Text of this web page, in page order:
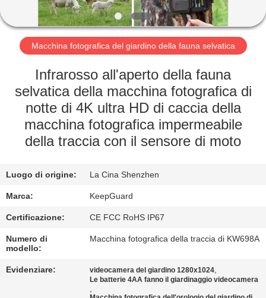
SU
DI
NOI
VISITA
ALLA
FABBRICA
DELLA
QUALITÀ
CONTATTACI
NOTIZIE
Macchina fotografica del giardino della fauna selvatica
Infrarosso all'aperto della fauna
selvatica della macchina fotografica di
notte di 4K ultra HD di caccia della
macchina fotografica impermeabile
della traccia con il sensore di moto
Luogo di origine: La Cina Shenzhen
Marca: KeepGuard
Certificazione: CE FCC RoHS IP67
Numero di
modello:
Macchina fotografica della traccia di KW698A
Evidenziare: videocamera del giardino 1280x1024,
Le batterie 4AA fanno il giardinaggio videocamera
,